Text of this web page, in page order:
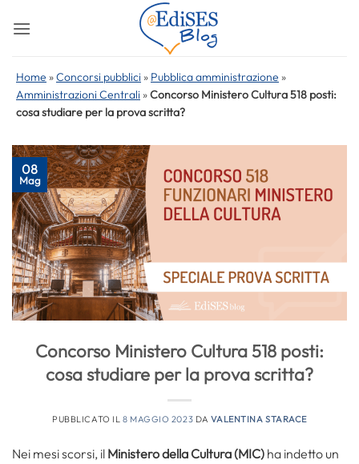
Home »Concorsi pubblici » Pubblica amministrazione »
Amministrazioni Centrali »Concorso Ministero Cultura 518 posti:
cosa studiare per la prova scritta?
08
Mag
Concorso Ministero Cultura 518 posti:
cosa studiare per la prova scritta?
PUBBLICATO IL 8 MAGGIO 2023 DAVALENTINA STARACE
Nei mesi scorsi, il Ministero della Cultura (MIC) ha indetto un